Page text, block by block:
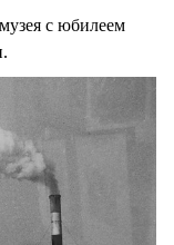
с юбилеем